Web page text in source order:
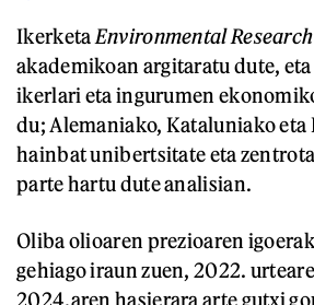
Ikerketa Environmental
akademikoan argitaratu dute,
ikerlari eta ingurumen
du; Alemaniako, Kataluniako eta
hainbat unibertsitate eta
parte hartu dute analisian.
Oliba olioaren prezioaren
gehiago iraun zuen, 2022.
2024.aren hasierara arte gutxi